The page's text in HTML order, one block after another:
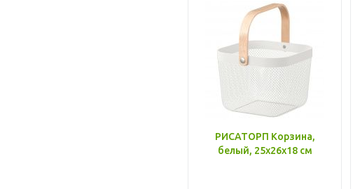
РИСАТОРП Корзина,
белый, 25x26x18 см